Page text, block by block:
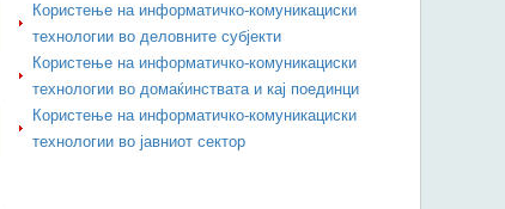
Користење на информатичко-комуникациски
технологии во деловните субјекти
Користење на информатичко-комуникациски
технологии во домаќинствата и кај поединци
Користење на информатичко-комуникациски
технологии во јавниот сектор